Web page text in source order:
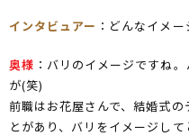
インタビュアー ：どんなイメ
奥様 ：バリのイメージですね
が(笑)
前職はお花屋さんで、結婚式
とがあり、バリをイメージし